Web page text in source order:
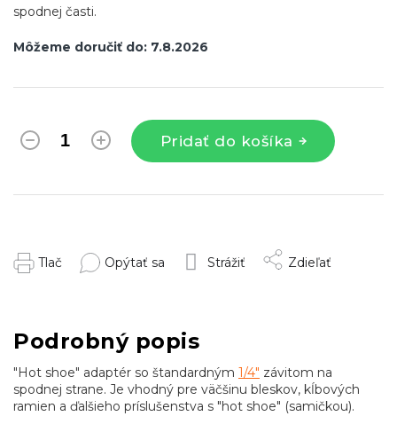
Môžeme doručiť do: 7.8.2026
Pridať do košíka
spodnej časti.
Tlač Opýtať sa Strážiť Zdieľať
Podrobný popis
"Hot shoe" adaptér so štandardným 1/4" závitom na
spodnej strane. Je vhodný pre väčšinu bleskov, kĺbových
ramien a ďalšieho príslušenstva s "hot shoe" (samičkou).